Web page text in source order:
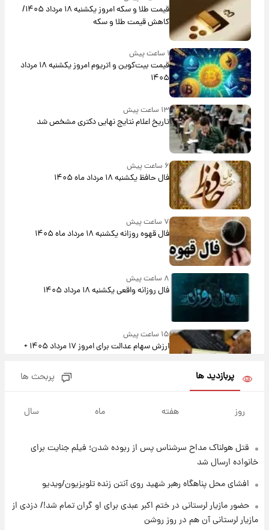
قیمت طلا و سکه امروز یکشنبه ۱۸ مرداد ۱۴۰۵/
کاهش قیمت طلا و سکه
۱ ساعت پیش
قیمت بیت‌کوین و اتریوم امروز یکشنبه ۱۸ مرداد
۱۴۰۵
۱۳ ساعت پیش
تاریخ اعلام نتایج نهایی دکتری مشخص شد
۶ ساعت پیش
فال حافظ یکشنبه ۱۸ مرداد ماه ۱۴۰۵
۷ ساعت پیش
فال قهوه روزانه یکشنبه ۱۸ مرداد ماه ۱۴۰۵
۸ ساعت پیش
فال روزانه واقعی یکشنبه ۱۸ مرداد ۱۴۰۵
۱۵ ساعت پیش
ارزش سهام عدالت برای امروز ۱۷ مرداد ۱۴۰۵ +
۱۹ ساعت پیش
۱۹ ساعت پیش
برای اولین بار؛ انتشار تصاویری از رهبر جدید
پربازدید ها پربحث ها
روز هفته ماه سال
قتل هولناک مداح سرشناس پس از ربوده شدن؛ فیلم جنایت برای
خانواده ارسال شد
افشای محل پناهگاه‌ رهبر شهید روی آنتن زنده تلویزیون/ویدیو
حضور مازیار لرستانی در ختم اکبر عبدی برای او گران تمام شد!/ دزدی از
مازیار لرستانی آن هم در روز روشن